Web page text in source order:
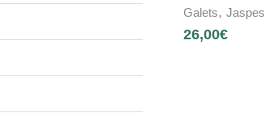
Galets, Jaspes
26,00€